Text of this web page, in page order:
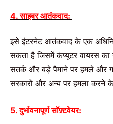
4. साइबर आतंकवाद:
इसे इंटरनेट आतंकवाद के एक
सकता है जिसमें कंप्यूटर वायरस का
सतर्क और बड़े पैमाने पर हमले और
सरकारों और अन्य पर हमला करने
5. दुर्भावनापूर्ण सॉफ़्टवेयर: